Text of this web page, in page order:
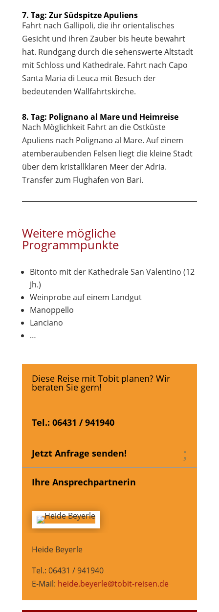
7. Tag: Zur Südspitze Apuliens
Fahrt nach Gallipoli, die ihr orientalisches
Gesicht und ihren Zauber bis heute bewahrt
hat. Rundgang durch die sehenswerte Altstadt
mit Schloss und Kathedrale. Fahrt nach Capo
Santa Maria di Leuca mit Besuch der
bedeutenden Wallfahrtskirche.
8. Tag: Polignano al Mare und Heimreise
Nach Möglichkeit Fahrt an die Ostküste
Apuliens nach Polignano al Mare. Auf einem
atemberaubenden Felsen liegt die kleine Stadt
über dem kristallklaren Meer der Adria.
Transfer zum Flughafen von Bari.
Weitere mögliche
Programmpunkte
Bitonto mit der Kathedrale San Valentino (12
Jh.)
Weinprobe auf einem Landgut
Manoppello
Lanciano
…
Diese Reise mit Tobit planen? Wir
beraten Sie gern!
Tel.: 06431 / 941940
Jetzt Anfrage senden!
Ihre Ansprechpartnerin
Heide Beyerle
Tel.: 06431 / 941940
E-Mail: heide.beyerle@tobit-reisen.de